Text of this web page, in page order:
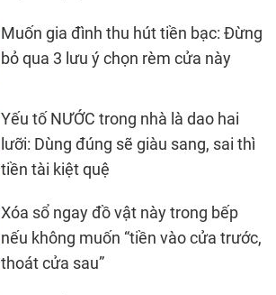
Muốn gia đình thu hút tiền bạc: Đừng
bỏ qua 3 lưu ý chọn rèm cửa này
Yếu tố NƯỚC trong nhà là dao hai
lưỡi: Dùng đúng sẽ giàu sang, sai thì
tiền tài kiệt quệ
Xóa sổ ngay đồ vật này trong bếp
nếu không muốn “tiền vào cửa trước,
thoát cửa sau”